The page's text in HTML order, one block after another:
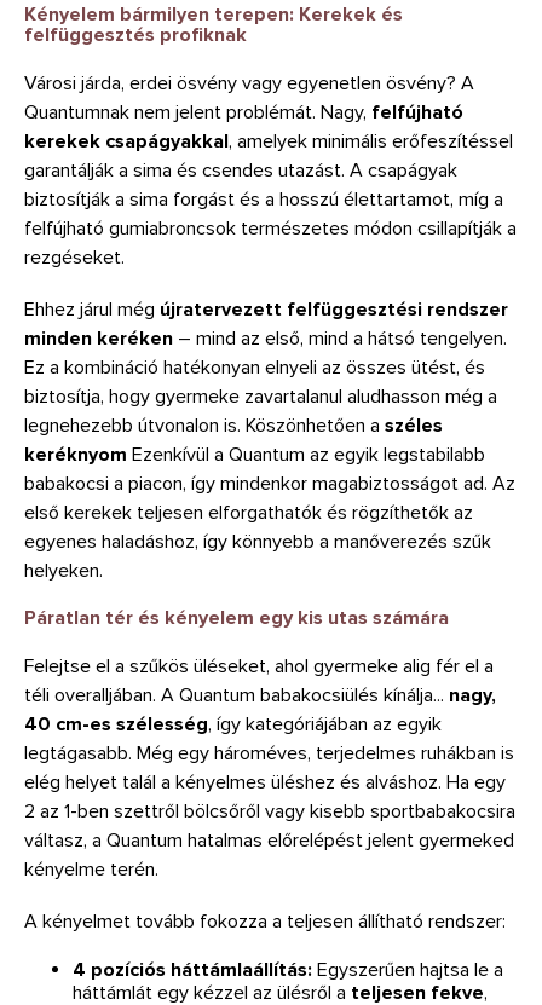
Kényelem bármilyen terepen: Kerekek és
felfüggesztés profiknak
Városi járda, erdei ösvény vagy egyenetlen ösvény? A
Quantumnak nem jelent problémát. Nagy, felfújható
kerekek csapágyakkal, amelyek minimális erőfeszítéssel
garantálják a sima és csendes utazást. A csapágyak
biztosítják a sima forgást és a hosszú élettartamot, míg a
felfújható gumiabroncsok természetes módon csillapítják a
rezgéseket.
Ehhez járul még újratervezett felfüggesztési rendszer
minden keréken – mind az első, mind a hátsó tengelyen.
Ez a kombináció hatékonyan elnyeli az összes ütést, és
biztosítja, hogy gyermeke zavartalanul aludhasson még a
legnehezebb útvonalon is. Köszönhetően a széles
keréknyom Ezenkívül a Quantum az egyik legstabilabb
babakocsi a piacon, így mindenkor magabiztosságot ad. Az
első kerekek teljesen elforgathatók és rögzíthetők az
egyenes haladáshoz, így könnyebb a manőverezés szűk
helyeken.
Páratlan tér és kényelem egy kis utas számára
Felejtse el a szűkös üléseket, ahol gyermeke alig fér el a
téli overalljában. A Quantum babakocsiülés kínálja... nagy,
40 cm-es szélesség, így kategóriájában az egyik
legtágasabb. Még egy hároméves, terjedelmes ruhákban is
elég helyet talál a kényelmes üléshez és alváshoz. Ha egy
2 az 1-ben szettről bölcsőről vagy kisebb sportbabakocsira
váltasz, a Quantum hatalmas előrelépést jelent gyermeked
kényelme terén.
A kényelmet tovább fokozza a teljesen állítható rendszer:
4 pozíciós háttámlaállítás: Egyszerűen hajtsa le a
háttámlát egy kézzel az ülésről a teljesen fekve,